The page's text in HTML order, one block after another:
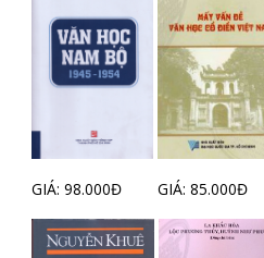
GIÁ: 98.000Đ GIÁ: 85.000Đ